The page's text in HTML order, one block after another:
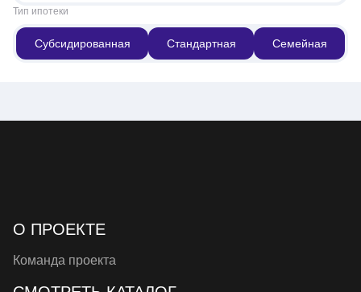
Тип ипотеки
Субсидированная Стандартная Семейная
О ПРОЕКТЕ
Команда проекта